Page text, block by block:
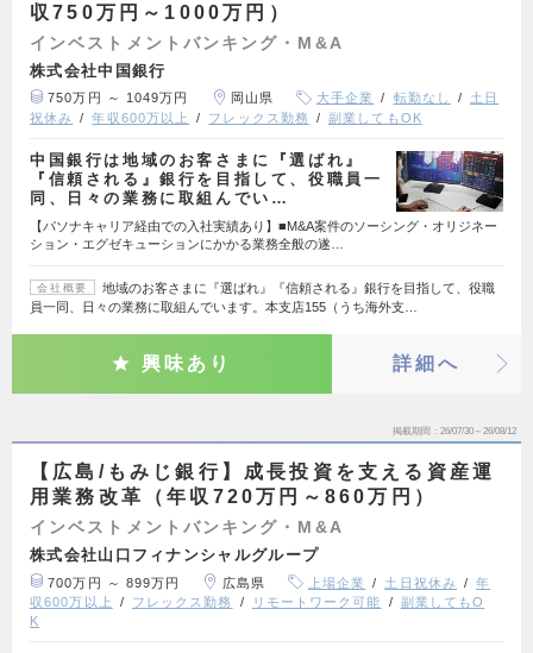
収750万円～1000万円）
インベストメントバンキング・M&A
株式会社中国銀行
750万円 ～ 1049万円 岡山県 大手企業 転勤なし
土日
祝休み
年収600万以上 フレックス勤務 副業してもOK
中国銀行は地域のお客さまに『選ばれ』
『信頼される』銀行を目指して、役職員一
同、日々の業務に取組んでい…
【パソナキャリア経由での入社実績あり】■M&A案件のソーシング・オリジネー
ション・エグゼキューションにかかる業務全般の遂…
会社概要
地域のお客さまに『選ばれ』『信頼される』銀行を目指して、役職
員一同、日々の業務に取組んでいます。本支店155（うち海外支…
興味あり 詳細へ
掲載期間 26/07/30～26/08/12
【広島/もみじ銀行】成長投資を支える資産運
用業務改革（年収720万円～860万円）
インベストメントバンキング・M&A
株式会社山口フィナンシャルグループ
700万円 ～ 899万円 広島県 上場企業 土日祝休み
年
収600万以上
フレックス勤務 リモートワーク可能
副業してもO
K